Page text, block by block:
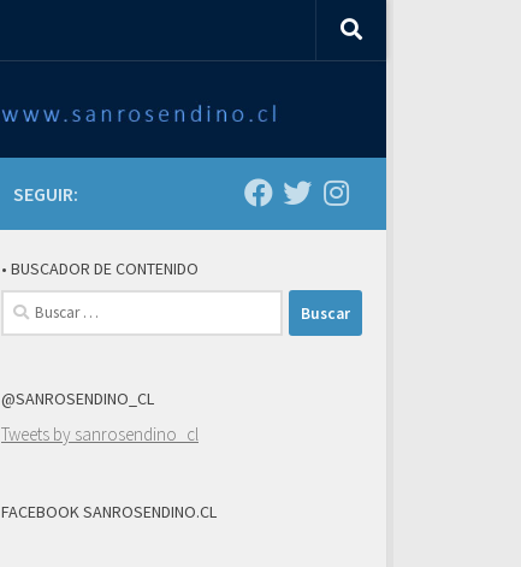
SEGUIR:
• BUSCADOR DE CONTENIDO
Buscar:
@SANROSENDINO_CL
Tweets by sanrosendino_cl
FACEBOOK SANROSENDINO.CL